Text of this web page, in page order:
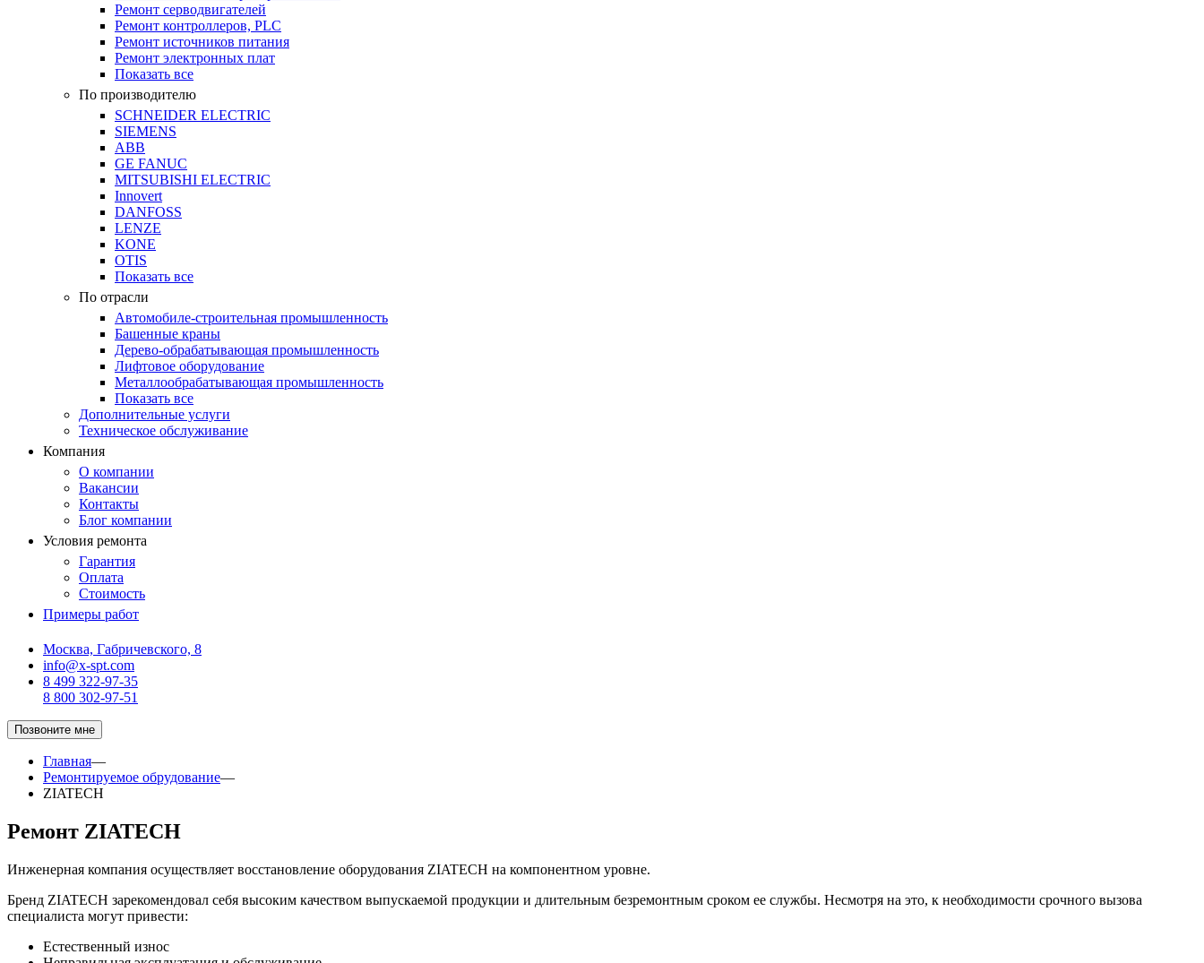
Ремонт серводвигателей
Ремонт контроллеров, PLC
Ремонт источников питания
Ремонт электронных плат
Показать все
По производителю
SCHNEIDER ELECTRIC
SIEMENS
ABB
GE FANUC
MITSUBISHI ELECTRIC
Innovert
DANFOSS
LENZE
KONE
OTIS
Показать все
По отрасли
Автомобиле-строительная промышленность
Башенные краны
Дерево-обрабатывающая промышленность
Лифтовое оборудование
Металлообрабатывающая промышленность
Показать все
Дополнительные услуги
Техническое обслуживание
Компания
О компании
Вакансии
Контакты
Блог компании
Условия ремонта
Гарантия
Оплата
Стоимость
Примеры работ
Москва, Габричевского, 8
info@x-spt.com
8 499 322-97-35
8 800 302-97-51
Позвоните мне
Главная—
Ремонтируемое обрудование—
ZIATECH
Ремонт ZIATECH
Инженерная компания осуществляет восстановление оборудования ZIATECH на компонентном уровне.
Бренд ZIATECH зарекомендовал себя высоким качеством выпускаемой продукции и длительным безремонтным сроком ее службы. Несмотря на это, к необходимости срочного вызова
специалиста могут привести:
Естественный износ